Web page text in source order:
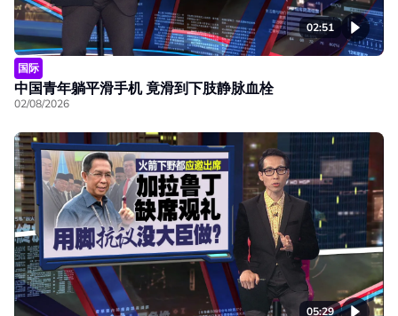
02:51
国际
中国青年躺平滑手机 竟滑到下肢静脉血栓
02/08/2026
05:29